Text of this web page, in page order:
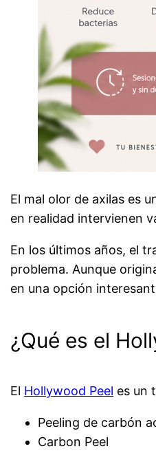
El mal olor de axilas es
en realidad intervienen
En los últimos años, el
problema. Aunque
en una opción
¿Qué es el
El Hollywood Peel es un
Peeling de carbón
Carbon Peel